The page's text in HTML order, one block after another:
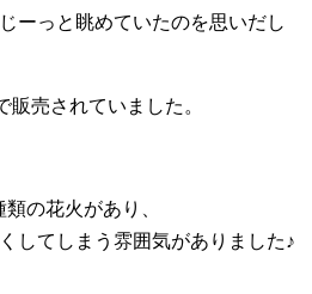
ーっと眺めていたのを思いだし
売されていました。
の花火があり、
してしまう雰囲気がありました♪